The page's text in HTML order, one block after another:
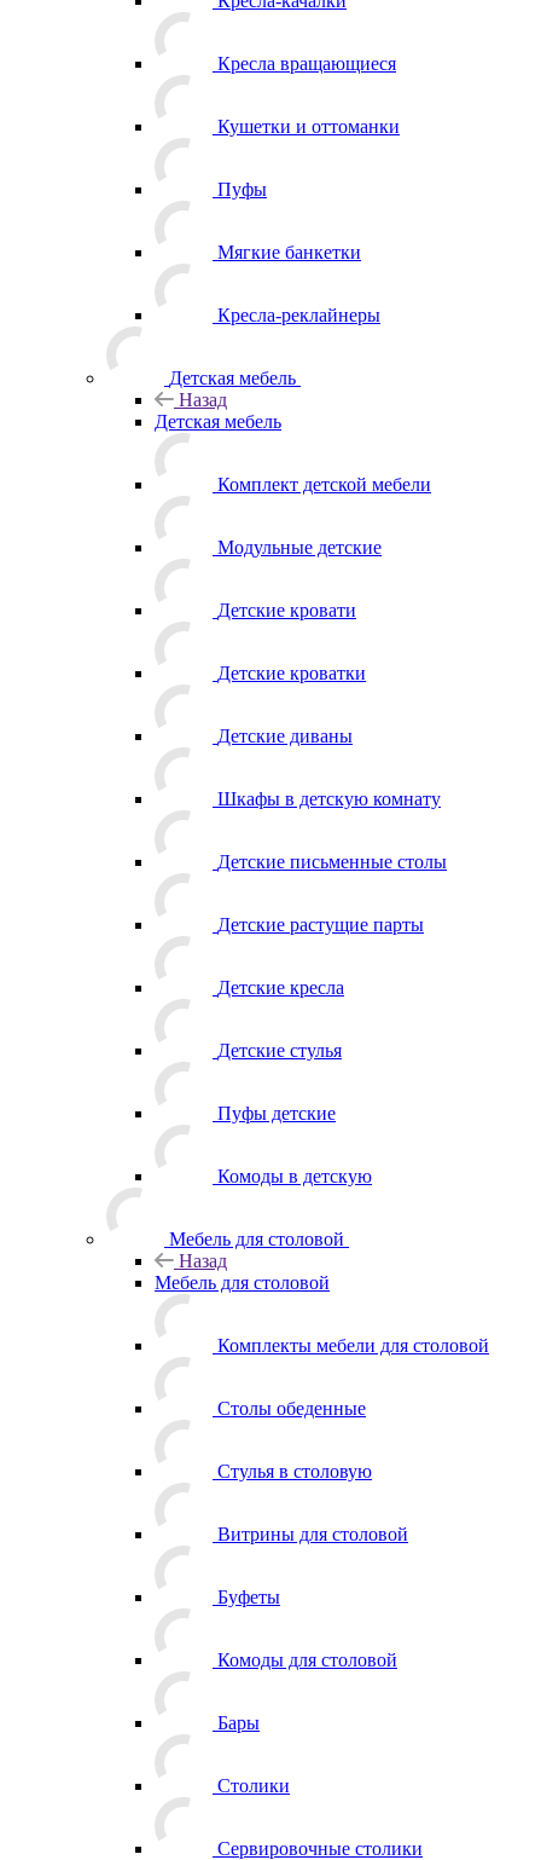
Кресла вращающиеся
Кушетки и оттоманки
Пуфы
Мягкие банкетки
Кресла-реклайнеры
Детская мебель
Назад
Детская мебель
Комплект детской мебели
Модульные детские
Детские кровати
Детские кроватки
Детские диваны
Шкафы в детскую комнату
Детские письменные столы
Детские растущие парты
Детские кресла
Детские стулья
Пуфы детские
Комоды в детскую
Мебель для столовой
Назад
Мебель для столовой
Комплекты мебели для столовой
Столы обеденные
Стулья в столовую
Витрины для столовой
Буфеты
Комоды для столовой
Бары
Столики
Сервировочные столики